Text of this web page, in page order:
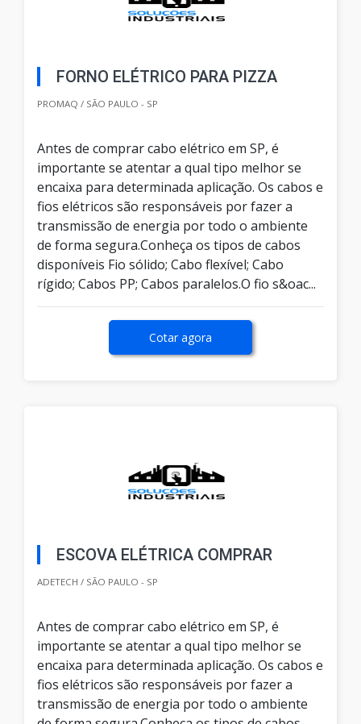
FORNO ELÉTRICO PARA PIZZA
PROMAQ / SÃO PAULO - SP
Antes de comprar cabo elétrico em SP, é
importante se atentar a qual tipo melhor se
encaixa para determinada aplicação. Os cabos e
fios elétricos são responsáveis por fazer a
transmissão de energia por todo o ambiente
de forma segura.Conheça os tipos de cabos
disponíveis Fio sólido; Cabo flexível; Cabo
rígido; Cabos PP; Cabos paralelos.O fio s&oac...
Cotar agora
ESCOVA ELÉTRICA COMPRAR
ADETECH / SÃO PAULO - SP
Antes de comprar cabo elétrico em SP, é
importante se atentar a qual tipo melhor se
encaixa para determinada aplicação. Os cabos e
fios elétricos são responsáveis por fazer a
transmissão de energia por todo o ambiente